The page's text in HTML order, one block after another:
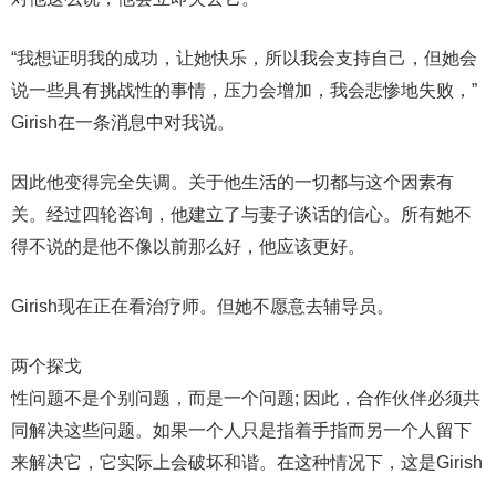
“我想证明我的成功，让她快乐，所以我会支持自己，但她会
说一些具有挑战性的事情，压力会增加，我会悲惨地失败，”
Girish在一条消息中对我说。
因此他变得完全失调。关于他生活的一切都与这个因素有
关。经过四轮咨询，他建立了与妻子谈话的信心。所有她不
得不说的是他不像以前那么好，他应该更好。
Girish现在正在看治疗师。但她不愿意去辅导员。
两个探戈
性问题不是个别问题，而是一个问题; 因此，合作伙伴必须共
同解决这些问题。如果一个人只是指着手指而另一个人留下
来解决它，它实际上会破坏和谐。在这种情况下，这是Girish